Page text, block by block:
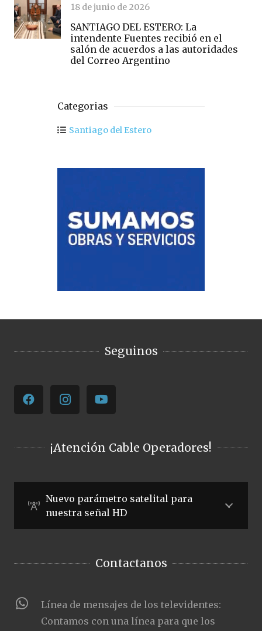
18 de junio de 2026
SANTIAGO DEL ESTERO: La
intendente Fuentes recibió en el
salón de acuerdos a las autoridades
del Correo Argentino
Categorias
Santiago del Estero
Seguinos
¡Atención Cable Operadores!
Nuevo parámetro satelital para
nuestra señal HD
Contactanos
Línea de mensajes de los televidentes:
Contamos con una línea para que los